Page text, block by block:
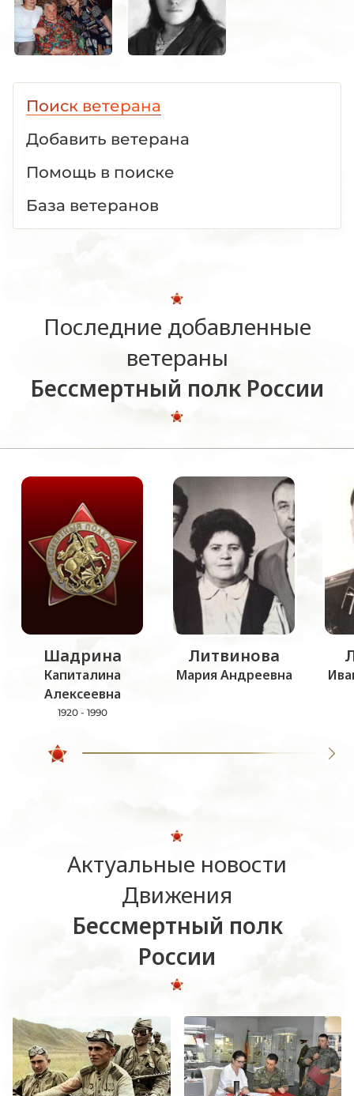
Поиск ветерана
Добавить ветерана
Помощь в поиске
База ветеранов
Последние добавленные
ветераны
Бессмертный полк России
Шадрина
Капиталина
Алексеевна
1920 - 1990
Литвинова
Мария Андреевна
Актуальные новости
Движения
Бессмертный полк
России